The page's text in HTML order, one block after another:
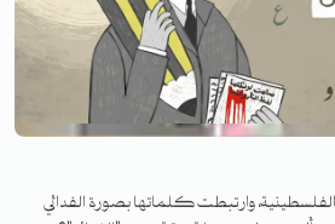
وارتبطت كلماتها بصورة الفدائي